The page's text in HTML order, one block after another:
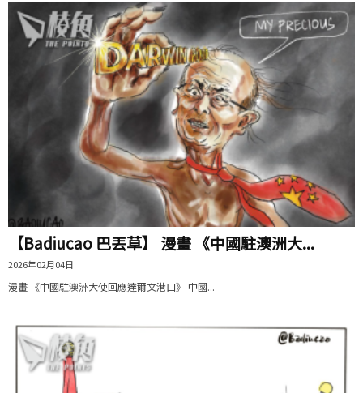
【Badiucao 巴丟草】 漫畫 《中國駐澳洲大...
2026年02月04日
漫畫 《中國駐澳洲大使回應達爾文港口》 中國...